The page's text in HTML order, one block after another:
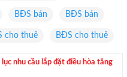
BĐS bán BĐS bán
cho thuê BĐS cho thuê
nhu cầu lắp đặt điều hòa tăng